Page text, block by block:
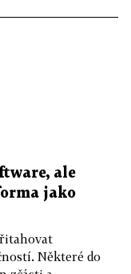
ale
jako
Některé do